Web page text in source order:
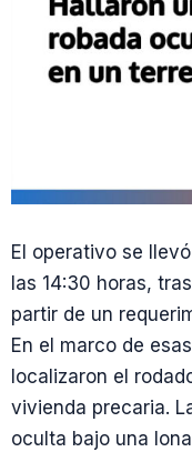
El operativo se
las 14:30 horas,
partir de un
En el marco de
localizaron el
vivienda precaria.
oculta bajo una